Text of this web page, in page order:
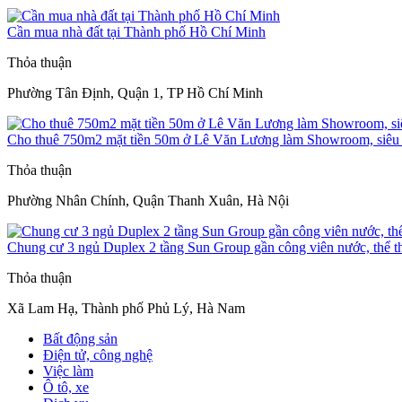
Cần mua nhà đất tại Thành phố Hồ Chí Minh
Thỏa thuận
Phường Tân Định, Quận 1, TP Hồ Chí Minh
Cho thuê 750m2 mặt tiền 50m ở Lê Văn Lương làm Showroom, siêu
Thỏa thuận
Phường Nhân Chính, Quận Thanh Xuân, Hà Nội
Chung cư 3 ngủ Duplex 2 tầng Sun Group gần công viên nước, thể
Thỏa thuận
Xã Lam Hạ, Thành phố Phủ Lý, Hà Nam
Bất động sản
Điện tử, công nghệ
Việc làm
Ô tô, xe